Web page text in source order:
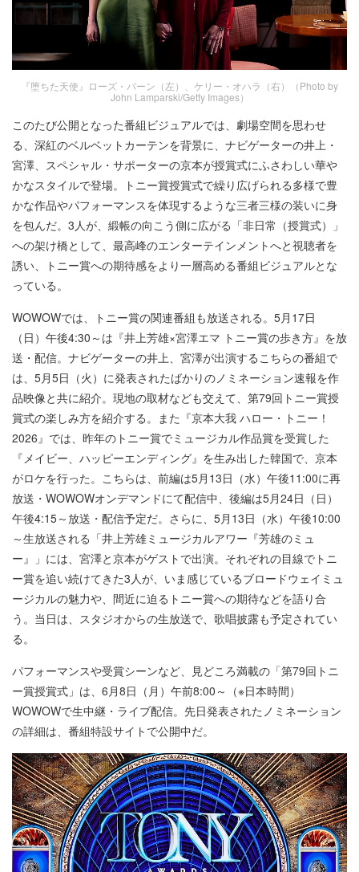
『堕ちた天使』ローズ・バーン（左）、ケリー・オハラ（右）（Photo by
John Lamparski/Getty Images）
このたび公開となった番組ビジュアルでは、劇場空間を思わせ
る、深紅のベルベットカーテンを背景に、ナビゲーターの井上・
宮澤、スペシャル・サポーターの京本が授賞式にふさわしい華や
かなスタイルで登場。トニー賞授賞式で繰り広げられる多様で豊
かな作品やパフォーマンスを体現するような三者三様の装いに身
を包んだ。3人が、緞帳の向こう側に広がる「非日常（授賞式）」
への架け橋として、最高峰のエンターテインメントへと視聴者を
誘い、トニー賞への期待感をより一層高める番組ビジュアルとな
っている。
WOWOWでは、トニー賞の関連番組も放送される。5月17日
（日）午後4:30～は『井上芳雄×宮澤エマ トニー賞の歩き方』を放
送・配信。ナビゲーターの井上、宮澤が出演するこちらの番組で
は、5月5日（火）に発表されたばかりのノミネーション速報を作
品映像と共に紹介。現地の取材なども交えて、第79回トニー賞授
賞式の楽しみ方を紹介する。また『京本大我 ハロー・トニー！
2026』では、昨年のトニー賞でミュージカル作品賞を受賞した
『メイビー、ハッピーエンディング』を生み出した韓国で、京本
がロケを行った。こちらは、前編は5月13日（水）午後11:00に再
放送・WOWOWオンデマンドにて配信中、後編は5月24日（日）
午後4:15～放送・配信予定だ。さらに、5月13日（水）午後10:00
～生放送される「井上芳雄ミュージカルアワー『芳雄のミュ
ー』」には、宮澤と京本がゲストで出演。それぞれの目線でトニ
ー賞を追い続けてきた3人が、いま感じているブロードウェイミュ
ージカルの魅力や、間近に迫るトニー賞への期待などを語り合
う。当日は、スタジオからの生放送で、歌唱披露も予定されてい
る。
パフォーマンスや受賞シーンなど、見どころ満載の「第79回トニ
ー賞授賞式」は、6月8日（月）午前8:00～（※日本時間）
WOWOWで生中継・ライブ配信。先日発表されたノミネーション
の詳細は、番組特設サイトで公開中だ。